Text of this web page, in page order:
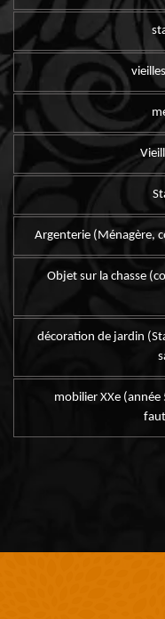
Argenterie (Ménagère,
Objet sur la chasse
décoration de jardin
mobilier XXe